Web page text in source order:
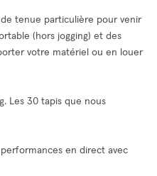
de tenue particulière pour venir
(hors jogging) et des
votre matériel ou en louer
Les 30 tapis que nous
en direct avec